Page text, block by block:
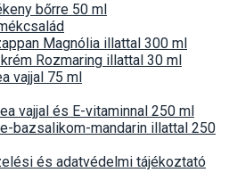
bőrre 50 ml
Magnólia illattal 300 ml
Rozmaring illattal 30 ml
vajjal 75 ml
vajjal és E-vitaminnal 250 ml
bazsalikom-mandarin illattal 250
és adatvédelmi tájékoztató